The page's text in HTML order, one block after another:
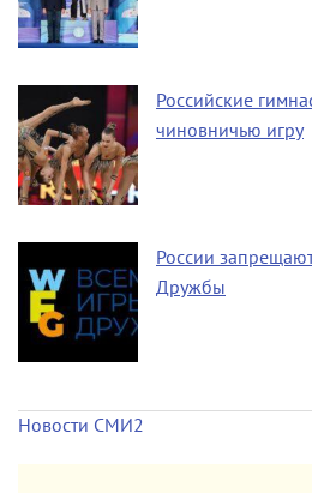
Российские
чиновничью игру
России
Дружбы
Новости СМИ2